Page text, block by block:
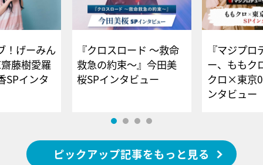
！げーみん
藤樹愛羅
SPインタ
『クロスロード ～救命
救急の約束～』今田美
桜SPインタビュー
『マジプロ
ー、ももク
クロ×東京
ンタビュー
ピックアップ記事をもっと見る